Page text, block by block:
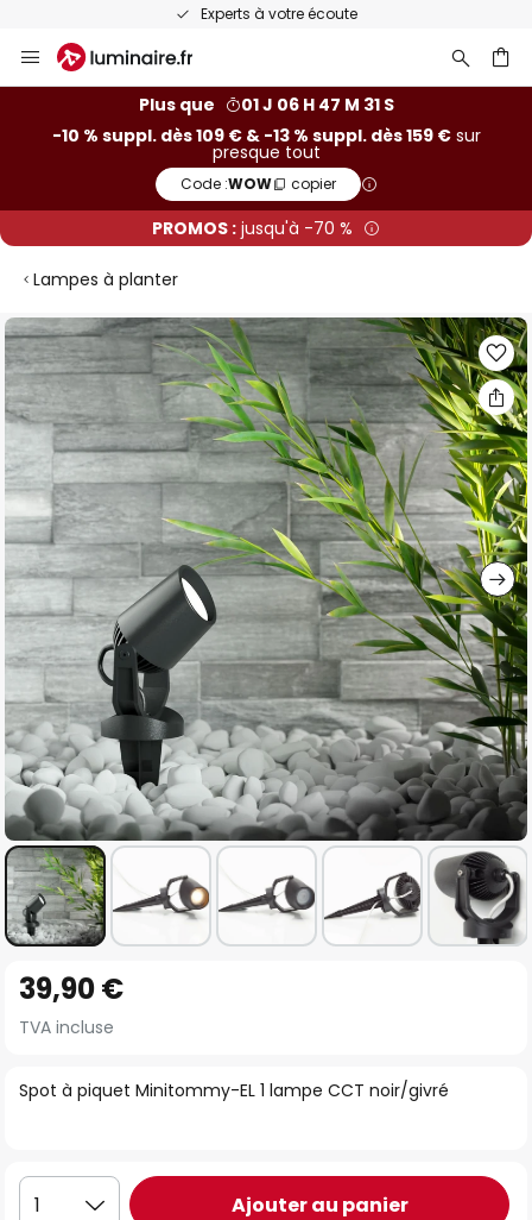
Experts à votre écoute
Allez
au
Plus que
01 J 06 H 47 M 31 S
-10 % suppl. dès 109 € & -13 % suppl. dès 159 €sur
presque tout
Code :WOW copier
PROMOS : jusqu'à -70 %
Lampes à planter
Skip
to
the
end
of
the
images
gallery
to
the
of
gallery
Spot à piquet Minitommy-EL 1 lampe CCT noir/givré
39,90 €
TVA incluse
1 Ajouter au panier